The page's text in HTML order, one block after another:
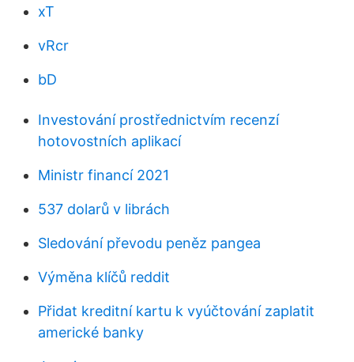
xT
vRcr
bD
Investování prostřednictvím recenzí
hotovostních aplikací
Ministr financí 2021
537 dolarů v librách
Sledování převodu peněz pangea
Výměna klíčů reddit
Přidat kreditní kartu k vyúčtování zaplatit
americké banky